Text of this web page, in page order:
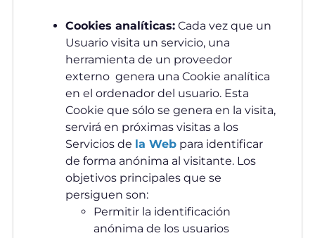
Cookies analíticas:Cada vez que un
Usuario visita un servicio, una
herramienta de un proveedor
externo genera una Cookie analítica
en el ordenador del usuario. Esta
Cookie que sólo se genera en la visita,
servirá en próximas visitas a los
Servicios de la Webpara identificar
de forma anónima al visitante. Los
objetivos principales que se
persiguen son:
Permitir la identificación
anónima de los usuarios